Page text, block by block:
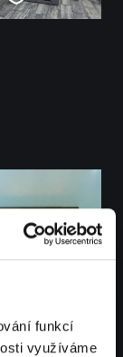
funkcí
využíváme